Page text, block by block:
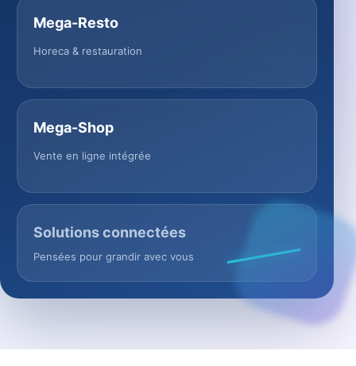
Mega-Resto
Horeca & restauration
Mega-Shop
Vente en ligne intégrée
Solutions connectées
Pensées pour grandir avec vous